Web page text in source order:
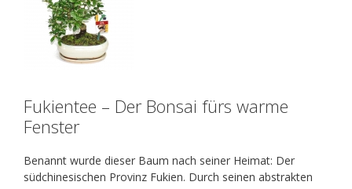
Fukientee – Der Bonsai fürs warme
Fenster
Benannt wurde dieser Baum nach seiner Heimat: Der
südchinesischen Provinz Fukien. Durch seinen abstrakten